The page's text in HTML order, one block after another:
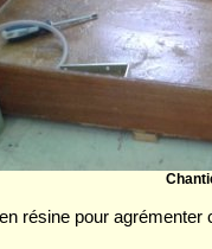
résine pour